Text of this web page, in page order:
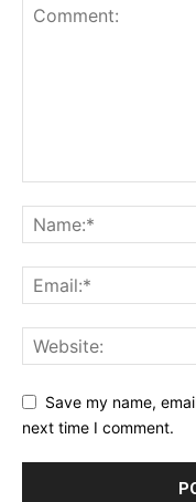
Save my name,
next time I comment.